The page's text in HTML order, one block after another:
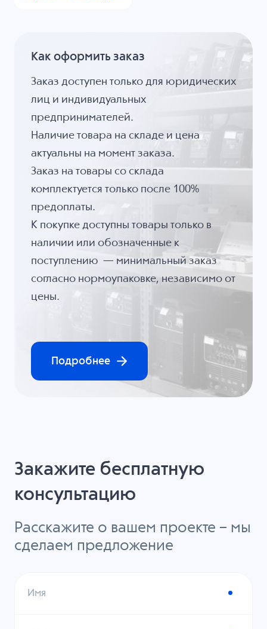
Как оформить заказ
Заказ доступен только для юридических
лиц и индивидуальных
предпринимателей.
Наличие товара на складе и цена
актуальны на момент заказа.
Заказ на товары со склада
комплектуется только после 100%
предоплаты.
К покупке доступны товары только в
наличии или обозначенные к
поступлению — минимальный заказ
согласно нормоупаковке, независимо от
цены.
Подробнее
Закажите бесплатную
консультацию
Расскажите о вашем проекте – мы
сделаем предложение
Имя